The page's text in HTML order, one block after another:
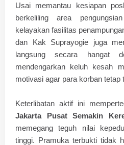
Usai memantau kesiapan
berkeliling area
kelayakan fasilitas
dan Kak Suprayogie juga
langsung secara hangat
mendengarkan keluh kesah
motivasi agar para korban tetap
​Keterlibatan aktif ini
Jakarta Pusat Semakin
memegang teguh nilai
tinggi. Pramuka terbukti tidak